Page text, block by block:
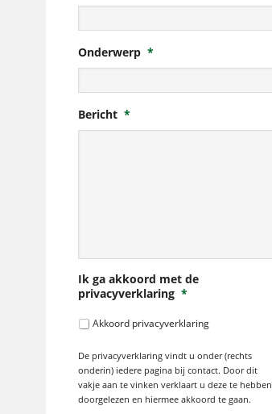
Onderwerp *
Bericht *
Ik ga akkoord met de
privacyverklaring *
Akkoord privacyverklaring
De privacyverklaring vindt u onder (rechts
onderin) iedere pagina bij contact. Door dit
vakje aan te vinken verklaart u deze te hebben
doorgelezen en hiermee akkoord te gaan.